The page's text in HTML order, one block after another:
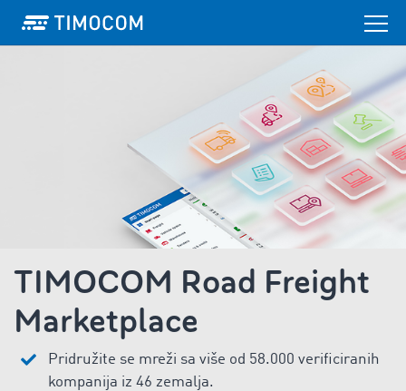
TIMOCOM Road Freight
Marketplace
Pridružite se mreži sa više od 58.000 verificiranih
kompanija iz 46 zemalja.